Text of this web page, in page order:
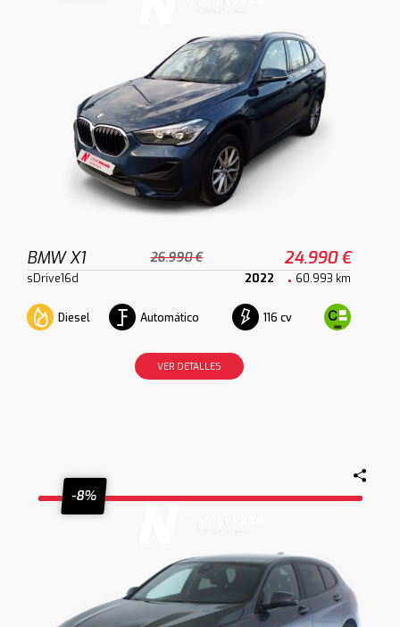
BMW X1 26.990 € 24.990 €
sDrive16d 2022 60.993 km
Diesel Automático 116 cv
VER DETALLES
-8%